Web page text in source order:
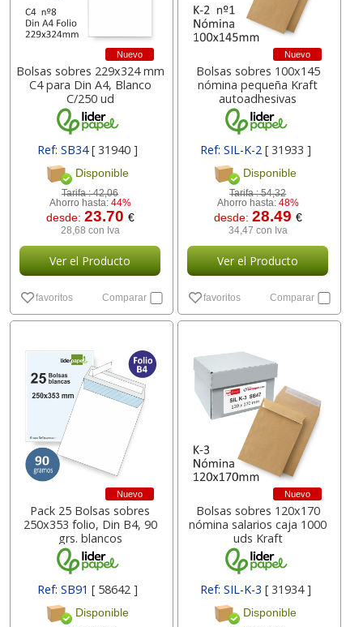
Nuevo
Bolsas sobres 229x324 mm
C4 para Din A4, Blanco
C/250 ud
Ref: SB34[ 31940 ]
Disponible
Tarifa :42,06
Ahorro hasta: 44%
desde: 23.70 €
28,68 con Iva
Ver el Producto
favoritos Comparar
Nuevo
Bolsas sobres 100x145
nómina pequeña Kraft
autoadhesivas
Ref: SIL-K-2 [ 31933 ]
Disponible
Tarifa :54,32
Ahorro hasta: 48%
desde: 28.49 €
34,47 con Iva
Ver el Producto
favoritos Comparar
Nuevo
Pack 25 Bolsas sobres
250x353 folio, Din B4, 90
grs. blancos
Ref: SB91[ 58642 ]
Disponible
Nuevo
Bolsas sobres 120x170
nómina salarios caja 1000
uds Kraft
Ref: SIL-K-3 [ 31934 ]
Disponible